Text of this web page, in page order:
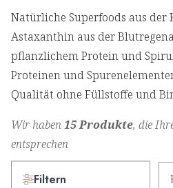
Natürliche Superfoods aus der
Astaxanthin aus der
pflanzlichem Protein und
Proteinen und
Qualität ohne Füllstoffe und
Wir haben15 Produkte, die
entsprechen
Filtern